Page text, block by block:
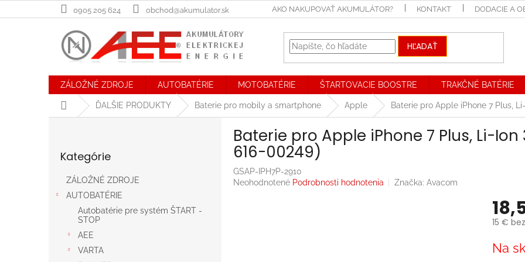
na
0905 205 624 obchod@akumulator.sk AKO NAKUPOVAŤ AKUMULÁTOR? KONTAKT DODACIE A
HĽADAŤ
ZÁLOŽNÉ ZDROJE AUTOBATÉRIE MOTOBATÉRIE ŠTARTOVACIE BOOSTRE TRAKČNÉ BATÉRIE
DomovĎALŠIE PRODUKTY Baterie pro mobily a smartphone Apple Baterie pro Apple iPhone 7 Plus,
kategórie
Kategórie
ZÁLOŽNÉ ZDROJE
AUTOBATÉRIE
Autobatérie pre systém ŠTART -
STOP
AEE
VARTA
Baterie pro Apple iPhone 7 Plus, Li-
616-00249)
GSAP-IPH7P-2910
Priemerné
Neohodnotené Podrobnosti hodnotenia Značka: Avacom
15 €
cena:
Na